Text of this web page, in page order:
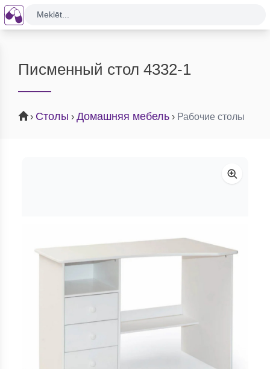
Meklēt...
Писменный стол 4332-1
› Столы › Домашняя мебель › Рабочие столы